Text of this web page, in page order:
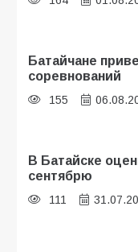
Батайчане
соревнований
155
В Батайске
сентябрю
111